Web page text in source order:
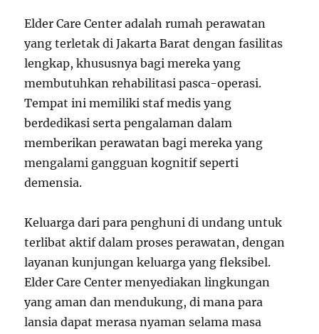
Elder Care Center adalah rumah perawatan
yang terletak di Jakarta Barat dengan fasilitas
lengkap, khususnya bagi mereka yang
membutuhkan rehabilitasi pasca-operasi.
Tempat ini memiliki staf medis yang
berdedikasi serta pengalaman dalam
memberikan perawatan bagi mereka yang
mengalami gangguan kognitif seperti
demensia.
Keluarga dari para penghuni di undang untuk
terlibat aktif dalam proses perawatan, dengan
layanan kunjungan keluarga yang fleksibel.
Elder Care Center menyediakan lingkungan
yang aman dan mendukung, di mana para
lansia dapat merasa nyaman selama masa